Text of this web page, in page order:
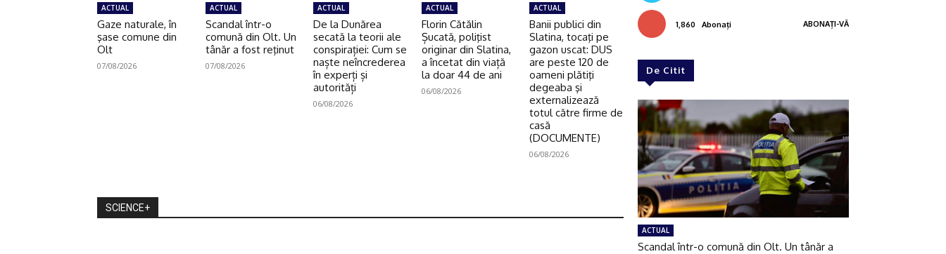
ACTUAL
Gaze naturale, în
şase comune din
Olt
07/08/2026
ACTUAL
Scandal într-o
comună din Olt. Un
tânăr a fost reţinut
07/08/2026
ACTUAL
De la Dunărea
secată la teorii ale
conspirației: Cum se
naște neîncrederea
în experți și
autorități
06/08/2026
ACTUAL
Florin Cătălin
Șucată, poliţist
originar din Slatina,
a încetat din viață
la doar 44 de ani
06/08/2026
ACTUAL
Banii publici din
Slatina, tocaţi pe
gazon uscat: DUS
are peste 120 de
oameni plătiţi
degeaba şi
externalizează
totul către firme de
casă
(DOCUMENTE)
06/08/2026
SCIENCE+
1,860 Abonați ABONAȚI-VĂ
De Citit
ACTUAL
Scandal într-o comună din Olt. Un tânăr a